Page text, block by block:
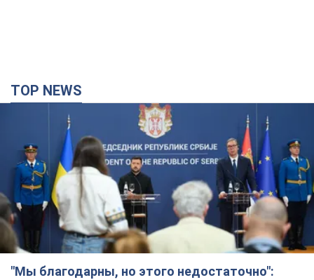
TOP NEWS
"Мы благодарны, но этого недостаточно":